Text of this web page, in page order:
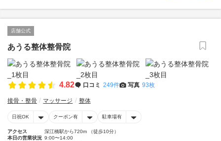
店舗公式
あうる整体整骨院
4.82 口コミ 249件 写真 93枚
接骨・整骨 マッサージ 整体
日祝OK クーポン有 駐車場有
アクセス
深江橋駅から720m （徒歩10分）
本日の営業状況 9:00〜14:00